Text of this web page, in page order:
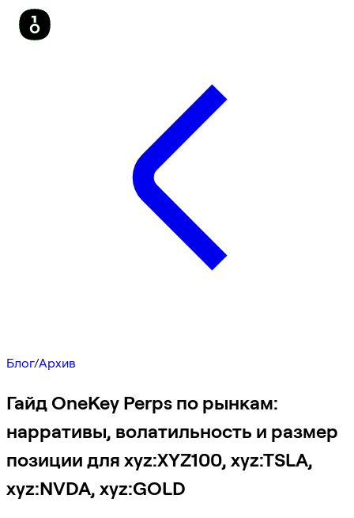
Блог/Архив
Гайд OneKey Perps по рынкам:
нарративы, волатильность и размер
позиции для xyz:XYZ100, xyz:TSLA,
xyz:NVDA, xyz:GOLD